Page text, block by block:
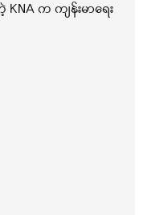
က ကျန်းမာရေး